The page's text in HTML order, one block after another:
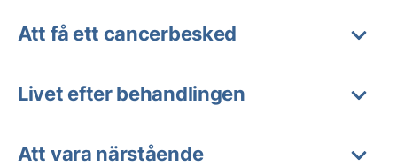
Att få ett cancerbesked
Livet efter behandlingen
Att vara närstående